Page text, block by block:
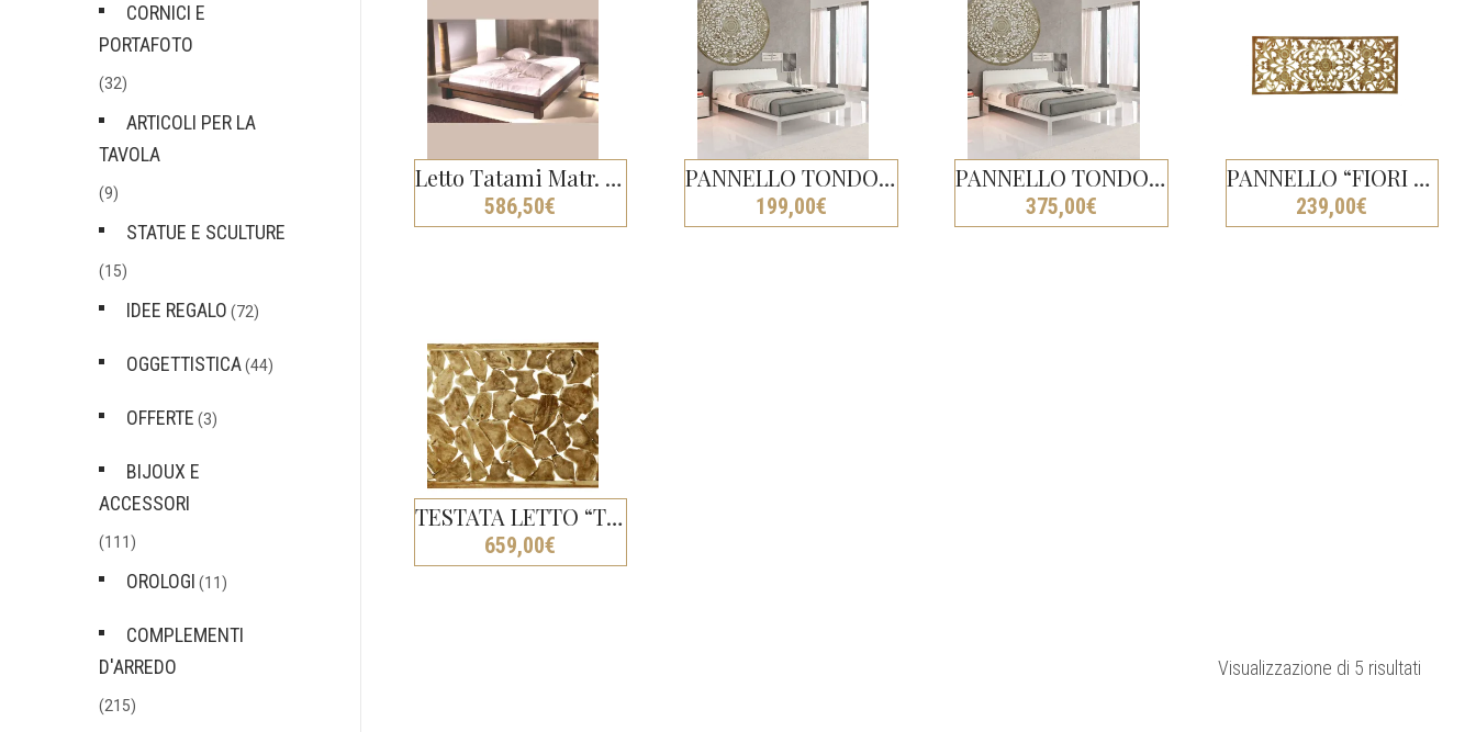
CORNICI E
PORTAFOTO
(32)
ARTICOLI PER LA
TAVOLA
(9)
STATUE E SCULTURE
(15)
IDEE REGALO (72)
OGGETTISTICA(44)
OFFERTE (3)
BIJOUX E
ACCESSORI
(111)
OROLOGI (11)
COMPLEMENTI
D'ARREDO
(215)
Letto Tatami Matr. (per Materasso 160×195/200)
586,50€
PANNELLO TONDO INTARSIATO “GIRASOLE CON FOGLIE” BIANCO DECAPATO CM Ø 80
199,00€
PANNELLO TONDO “FIORI E FOGLIE” BIANCO DECAPATO CM Ø120
375,00€
PANNELLO “FIORI E FOGLIE” BIANCO DECAPATO INTAGLIATO A MANO CM H60X150
239,00€
TESTATA LETTO “TRONCHETTI” IN TEAK BIANCO DECAPATO CM H100X200
659,00€
Visualizzazione di 5 risultati